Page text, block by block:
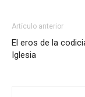
Artículo anterior
El eros de la
Iglesia